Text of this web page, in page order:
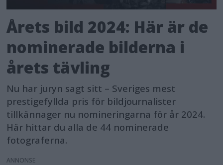
Årets bild 2024: Här är de
nominerade bilderna i
årets tävling
Nu har juryn sagt sitt – Sveriges mest
prestigefyllda pris för bildjournalister
tillkännager nu nomineringarna för år 2024.
Här hittar du alla de 44 nominerade
fotograferna.
ANNONS